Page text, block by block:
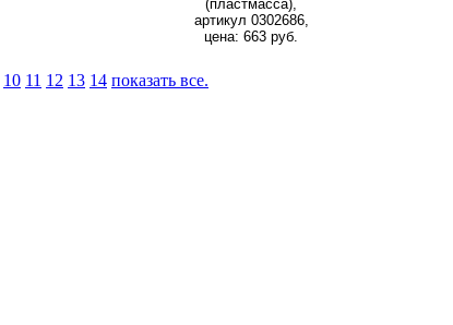
(пластмасса),
артикул 0302686,
цена: 663 руб.
10 11 12 13 14 показать все.